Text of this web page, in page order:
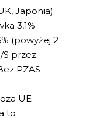
Japonia):
3,1%
(powyżej 2
S przez
PZAS
UE —
to